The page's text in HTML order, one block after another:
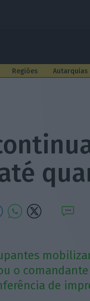
Regiões Autarquias
o
de